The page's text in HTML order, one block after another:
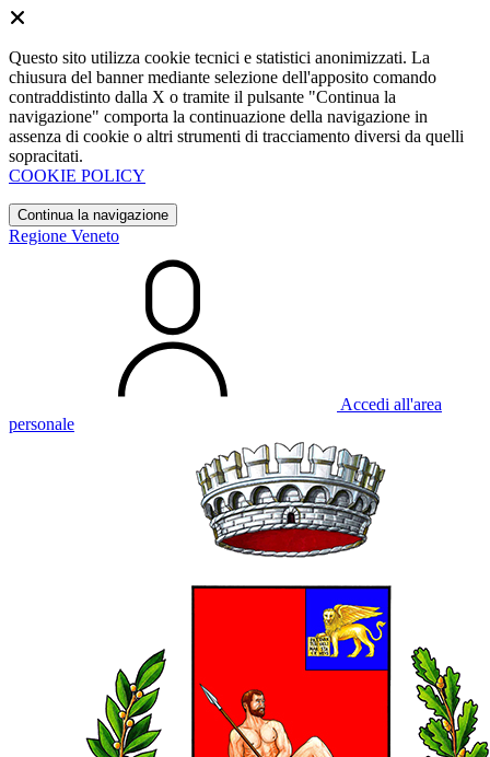
Questo sito utilizza cookie tecnici e statistici anonimizzati. La
chiusura del banner mediante selezione dell'apposito comando
contraddistinto dalla X o tramite il pulsante "Continua la
navigazione" comporta la continuazione della navigazione in
assenza di cookie o altri strumenti di tracciamento diversi da quelli
sopracitati.
COOKIE POLICY
Continua la navigazione
Regione Veneto
Accedi all'area
personale